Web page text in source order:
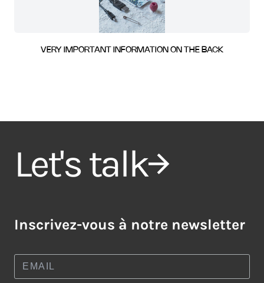
VERY IMPORTANT INFORMATION ON THE BACK
Let's talk
Inscrivez-vous à notre newsletter